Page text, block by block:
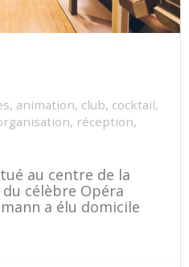
, animation, club, cocktail,
, réception,
au centre de la
célèbre Opéra
a élu domicile